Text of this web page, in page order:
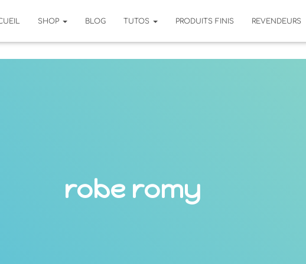
SHOP BLOG TUTOS PRODUITS FINIS REVENDEURS
robe romy